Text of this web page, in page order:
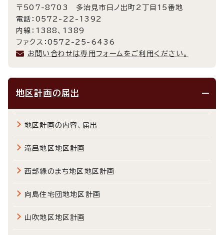
〒507-8703 多治見市日ノ出町2丁目15番地
電話：0572-22-1392
内線：1388、1389
ファクス：0572-25-6436
お問い合わせは専用フォームをご利用ください。
地区計画の届出
地区計画の内容、届出
滝呂地区地区計画
西部緑のまち地区地区計画
向島住宅団地地区計画
山吹地区地区計画